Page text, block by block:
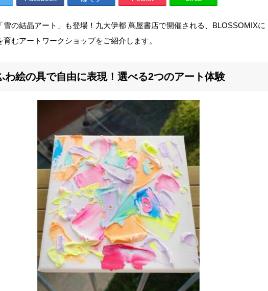
雪の結晶アート」も登場！九大伊都 蔦屋書店で開催される、BLOSSOMIXに
育むアートワークショップをご紹介します。
わ絵の具で自由に表現！選べる2つのアート体験